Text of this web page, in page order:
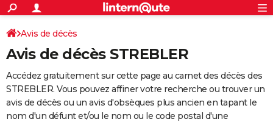
ACTUALITÉS
Politique
Société
Faits Divers
Education
Monde
Villes
+
SPORT
Coupe du monde 2026
Football
Tennis
Cyclisme
Rugby
Forum
Programme TV
TNT
Streaming
Cinéma
Sorties cinéma
Musique
+
FINANCE
Retraite
Epargne
Immobilier
Risques naturels par ville
Banque
Assurance
AUTO
Avis de décès
Avis de décès STREBLER
Accédez gratuitement sur cette page au carnet des décès des
STREBLER. Vous pouvez affiner votre recherche ou trouver un
avis de décès ou un avis d'obsèques plus ancien en tapant le
nom d'un défunt et/ou le nom ou le code postal d'une